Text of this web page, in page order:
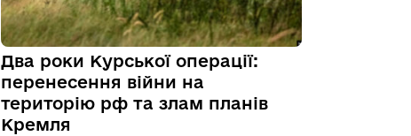
Два роки Курської операції:
перенесення війни на
територію рф та злам планів
Кремля